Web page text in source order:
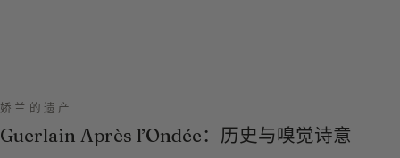
娇兰的遗产
Guerlain Après l’Ondée：历史与嗅觉诗意